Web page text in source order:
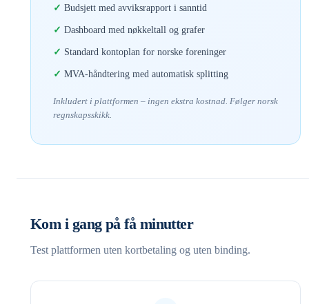
Budsjett med avviksrapport i sanntid
Dashboard med nøkkeltall og grafer
Standard kontoplan for norske foreninger
MVA-håndtering med automatisk splitting
Inkludert i plattformen – ingen ekstra kostnad. Følger norsk
regnskapsskikk.
Kom i gang på få minutter
Test plattformen uten kortbetaling og uten binding.